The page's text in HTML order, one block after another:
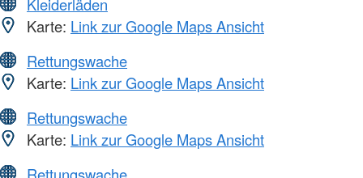
Kleiderläden
Karte: Link zur Google Maps Ansicht
Rettungswache
Karte: Link zur Google Maps Ansicht
Rettungswache
Karte: Link zur Google Maps Ansicht